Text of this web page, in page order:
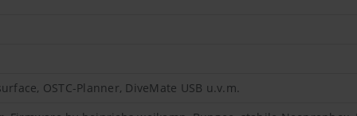
OSTC-Planner, DiveMate USB u.v.m.